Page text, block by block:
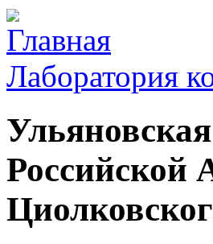
Лаборатория
Российской